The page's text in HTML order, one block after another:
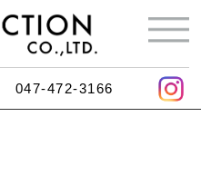
047-472-3166